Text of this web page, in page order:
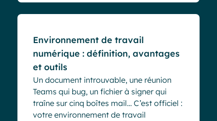
Environnement de travail
numérique : définition, avantages
et outils
Un document introuvable, une réunion
Teams qui bug, un fichier à signer qui
traîne sur cinq boîtes mail… C’est officiel :
votre environnement de travail